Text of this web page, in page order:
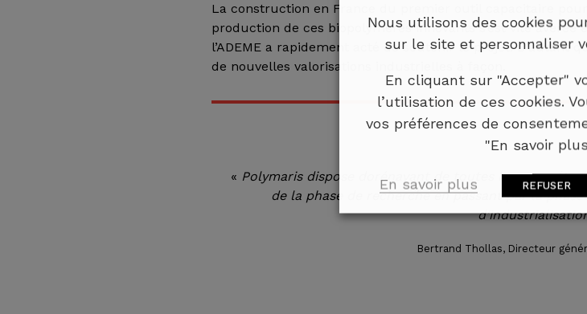
La construction en France du premier outil capacitaire
production de ces biopolymères innovants s’est vite
l’ADEME a rapidement acté de soutenir le projet.
de nouvelles valorisations industrielles à façon.
« Polymaris dispose dorénavant de toutes les
de la phase de recherche en passant par la
Bertrand Thollas, Directeur
Nous utilisons des cookies
sur le site et personnaliser
En cliquant sur "Accepter"
l’utilisation de ces cookies.
vos préférences de
"En savoir
En savoir plus REFUSER